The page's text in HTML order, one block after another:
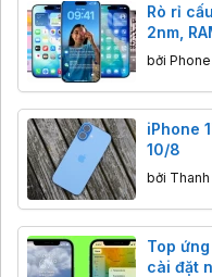
Rò rỉ
2nm,
Có
bởi Phone
iPhone
10/8
bởi
Top
cài đặt